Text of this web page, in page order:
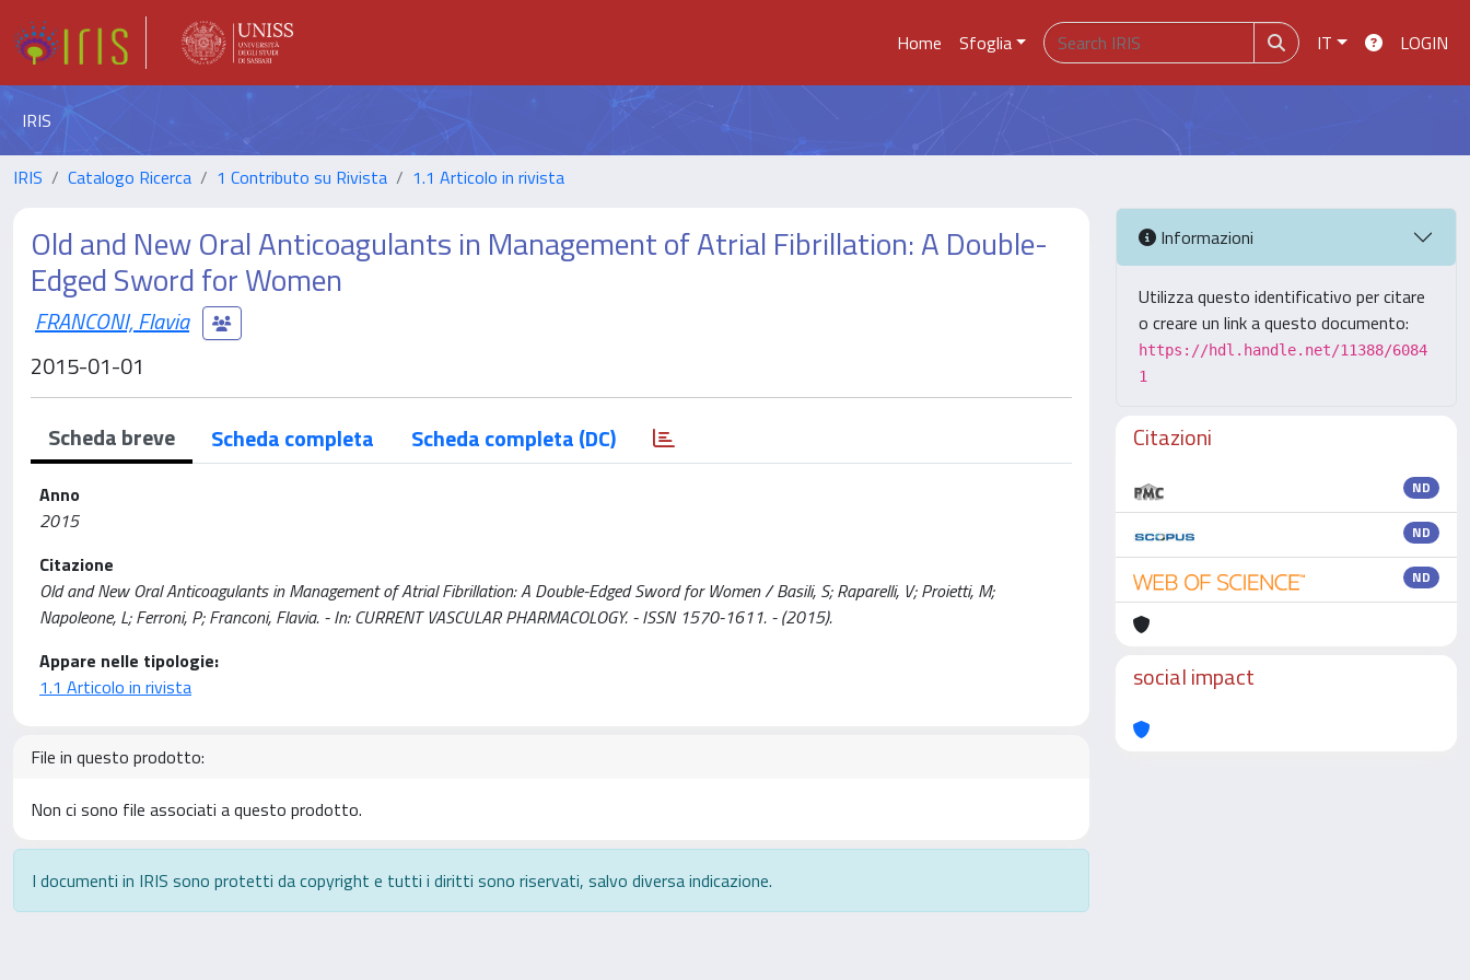
Home Sfoglia IT LOGIN
IRIS
IRIS Catalogo Ricerca 1 Contributo su Rivista 1.1 Articolo in rivista
Old and New Oral Anticoagulants in Management of Atrial Fibrillation: A Double-
Edged Sword for Women
FRANCONI, Flavia
2015-01-01
Scheda breve Scheda completa Scheda completa (DC)
Anno
2015
Citazione
Old and New Oral Anticoagulants in Management of Atrial Fibrillation: A Double-Edged Sword for Women / Basili, S; Raparelli, V; Proietti, M;
Napoleone, L; Ferroni, P; Franconi, Flavia. - In: CURRENT VASCULAR PHARMACOLOGY. - ISSN 1570-1611. - (2015).
Appare nelle tipologie:
1.1 Articolo in rivista
File in questo prodotto:
Non ci sono file associati a questo prodotto.
I documenti in IRIS sono protetti da copyright e tutti i diritti sono riservati, salvo diversa indicazione.
Informazioni
Utilizza questo identificativo per citare
o creare un link a questo documento:
https://hdl.handle.net/11388/6084
1
Citazioni
ND
ND
ND
social impact